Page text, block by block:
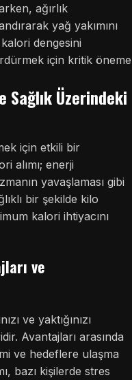
ağırlık
yağ yakımını
dengesini
için kritik öneme
Sağlık Üzerindeki
için etkili bir
alımı; enerji
yavaşlaması gibi
bir şekilde kilo
kalori ihtiyacını
ve
ve yaktığınızı
Avantajları arasında
ve hedeflere ulaşma
bazı kişilerde stres